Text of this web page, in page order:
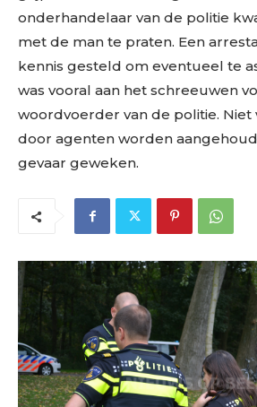
onderhandelaar van de politie
met de man te praten. Een
kennis gesteld om eventueel te
was vooral aan het schreeuwen
woordvoerder van de politie. Niet
door agenten worden
gevaar geweken.